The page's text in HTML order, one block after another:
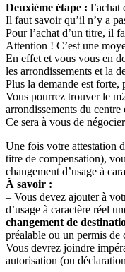
Deuxième étape : l’achat
Il faut savoir qu’il n’y a
Pour l’achat d’un titre, il
Attention ! C’est une
En effet et vous vous en
les arrondissements et la
Plus la demande est forte,
Vous pourrez trouver le
arrondissements du centre
Ce sera à vous de
Une fois votre attestation
titre de compensation),
changement d’usage à
À savoir :
– Vous devez ajouter à
d’usage à caractère réel
changement de
préalable ou un permis de
Vous devrez joindre
autorisation (ou